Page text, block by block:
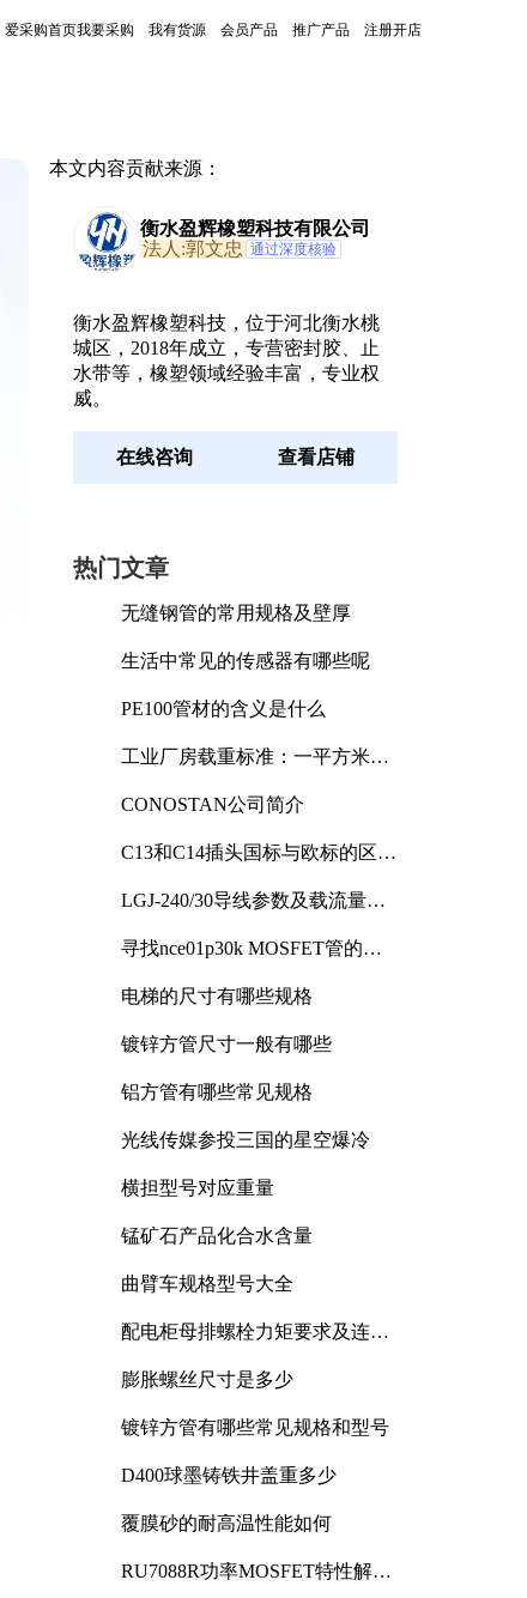
爱采购首页我要采购 我有货源 会员产品 推广产品 注册开店
本文内容贡献来源：
衡水盈辉橡塑科技有限公司
法人:郭文忠 通过深度核验
衡水盈辉橡塑科技，位于河北衡水桃
城区，2018年成立，专营密封胶、止
水带等，橡塑领域经验丰富，专业权
威。
在线咨询 查看店铺
热门文章
无缝钢管的常用规格及壁厚
生活中常见的传感器有哪些呢
PE100管材的含义是什么
工业厂房载重标准：一平方米能
CONOSTAN公司简介
C13和C14插头国标与欧标的区别
LGJ-240/30导线参数及载流量解
寻找nce01p30k MOSFET管的合
电梯的尺寸有哪些规格
镀锌方管尺寸一般有哪些
铝方管有哪些常见规格
光线传媒参投三国的星空爆冷
横担型号对应重量
锰矿石产品化合水含量
曲臂车规格型号大全
配电柜母排螺栓力矩要求及连接
膨胀螺丝尺寸是多少
镀锌方管有哪些常见规格和型号
D400球墨铸铁井盖重多少
覆膜砂的耐高温性能如何
RU7088R功率MOSFET特性解析